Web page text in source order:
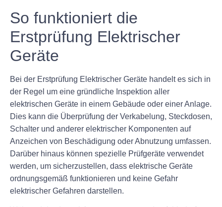
So funktioniert die
Erstprüfung Elektrischer
Geräte
Bei der Erstprüfung Elektrischer Geräte handelt es sich in
der Regel um eine gründliche Inspektion aller
elektrischen Geräte in einem Gebäude oder einer Anlage.
Dies kann die Überprüfung der Verkabelung, Steckdosen,
Schalter und anderer elektrischer Komponenten auf
Anzeichen von Beschädigung oder Abnutzung umfassen.
Darüber hinaus können spezielle Prüfgeräte verwendet
werden, um sicherzustellen, dass elektrische Geräte
ordnungsgemäß funktionieren und keine Gefahr
elektrischer Gefahren darstellen.